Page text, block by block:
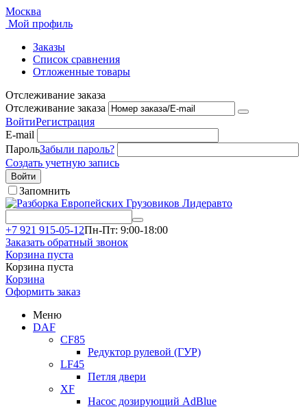
Москва
Мой профиль
Заказы
Список сравнения
Отложенные товары
Отслеживание заказа
Отслеживание заказа
ВойтиРегистрация
E-mail
ПарольЗабыли пароль?
Создать учетную запись
Войти
Запомнить
+7 921 915-05-12Пн-Пт: 9:00-18:00
Заказать обратный звонок
Корзина пуста
Корзина пуста
Корзина
Оформить заказ
Меню
DAF
CF85
Редуктор рулевой (ГУР)
LF45
Петля двери
XF
Насос дозирующий AdBlue